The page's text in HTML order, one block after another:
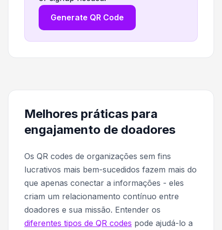
Generate QR Code
Melhores práticas para
engajamento de doadores
Os QR codes de organizações sem fins
lucrativos mais bem-sucedidos fazem mais do
que apenas conectar a informações - eles
criam um relacionamento contínuo entre
doadores e sua missão. Entender os
diferentes tipos de QR codes pode ajudá-lo a